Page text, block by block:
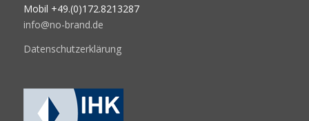
Mobil +49.(0)172.8213287
info@no-brand.de
Datenschutzerklärung